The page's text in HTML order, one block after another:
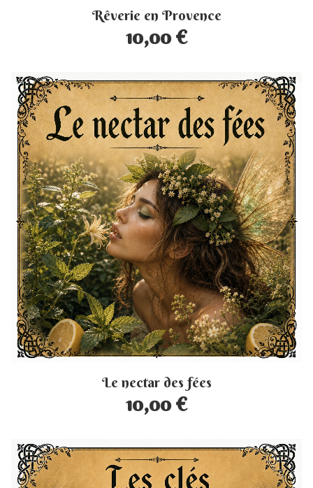
Rêverie en Provence
10,00 €
Le nectar des fées
10,00 €